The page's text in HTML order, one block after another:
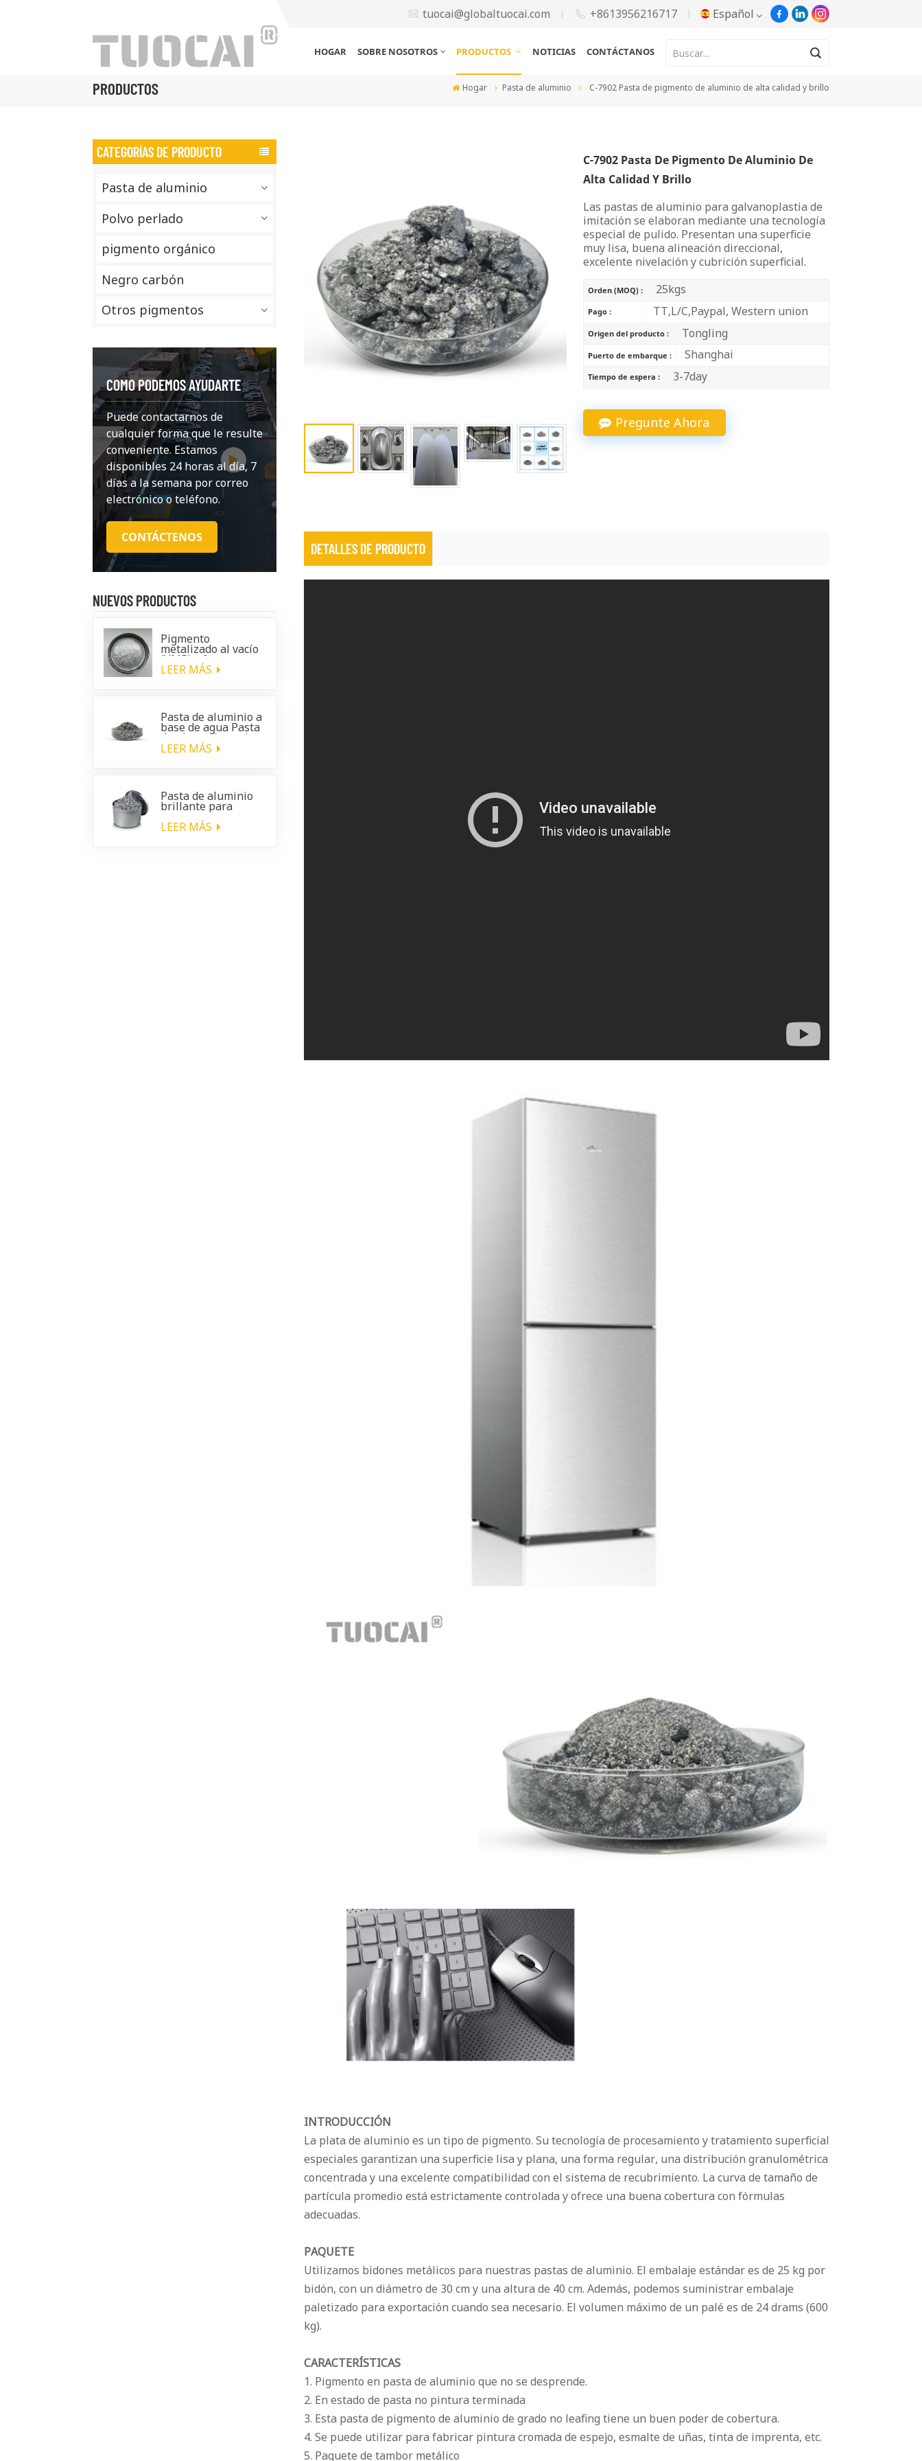
tuocai@globaltuocai.com +8613956216717 Español
Português
Türkçe
Tiếng Việt
中文
Indonesia
HOGAR SOBRE NOSOTROS PRODUCTOS NOTICIAS CONTÁCTANOS
PRODUCTOS Hogar Pasta de aluminio C-7902 Pasta de pigmento de aluminio de alta calidad y brillo
CATEGORÍAS DE PRODUCTO
Pasta de aluminio
Polvo perlado
pigmento orgánico
Negro carbón
Otros pigmentos
COMO PODEMOS AYUDARTE
Puede contactarnos de
cualquier forma que le resulte
conveniente. Estamos
disponibles 24 horas al día, 7
días a la semana por correo
electrónico o teléfono.
CONTÁCTENOS
NUEVOS PRODUCTOS
Pigmento
metalizado al vacío
(VMP): efecto
cromado brillante
LEER MÁS
Pasta de aluminio a
base de agua Pasta
de plata a base de
agua
LEER MÁS
Pasta de aluminio
brillante para
recubrimientos de
plástico para
LEER MÁS
C-7902 Pasta De Pigmento De Aluminio De
Alta Calidad Y Brillo
Las pastas de aluminio para galvanoplastia de
imitación se elaboran mediante una tecnología
especial de pulido. Presentan una superficie
muy lisa, buena alineación direccional,
excelente nivelación y cubrición superficial.
Orden (MOQ) : 25kgs
Pago : TT,L/C,Paypal, Western union
Origen del producto : Tongling
Puerto de embarque : Shanghai
Tiempo de espera : 3-7day
Pregunte Ahora
DETALLES DE PRODUCTO
INTRODUCCIÓN
La plata de aluminio es un tipo de pigmento. Su tecnología de procesamiento y tratamiento superficial
especiales garantizan una superficie lisa y plana, una forma regular, una distribución granulométrica
concentrada y una excelente compatibilidad con el sistema de recubrimiento. La curva de tamaño de
partícula promedio está estrictamente controlada y ofrece una buena cobertura con fórmulas
adecuadas.
PAQUETE
Utilizamos bidones metálicos para nuestras pastas de aluminio. El embalaje estándar es de 25 kg por
bidón, con un diámetro de 30 cm y una altura de 40 cm. Además, podemos suministrar embalaje
paletizado para exportación cuando sea necesario. El volumen máximo de un palé es de 24 drams (600
kg).
CARACTERÍSTICAS
1. Pigmento en pasta de aluminio que no se desprende.
2. En estado de pasta no pintura terminada
3. Esta pasta de pigmento de aluminio de grado no leafing tiene un buen poder de cobertura.
4. Se puede utilizar para fabricar pintura cromada de espejo, esmalte de uñas, tinta de imprenta, etc.
5. Paquete de tambor metálico